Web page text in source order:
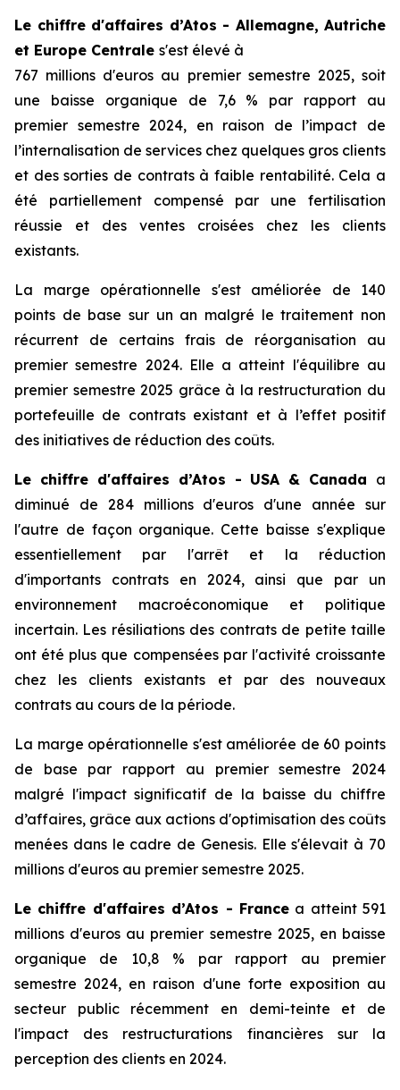
Le chiffre d'affaires d’Atos - Allemagne, Autriche
et Europe Centrale s'est élevé à
767 millions d'euros au premier semestre 2025, soit
une baisse organique de 7,6 % par rapport au
premier semestre 2024, en raison de l’impact de
l’internalisation de services chez quelques gros clients
et des sorties de contrats à faible rentabilité. Cela a
été partiellement compensé par une fertilisation
réussie et des ventes croisées chez les clients
existants.
La marge opérationnelle s'est améliorée de 140
points de base sur un an malgré le traitement non
récurrent de certains frais de réorganisation au
premier semestre 2024. Elle a atteint l'équilibre au
premier semestre 2025 grâce à la restructuration du
portefeuille de contrats existant et à l’effet positif
des initiatives de réduction des coûts.
Le chiffre d'affaires d’Atos - USA & Canada a
diminué de 284 millions d'euros d'une année sur
l'autre de façon organique. Cette baisse s'explique
essentiellement par l'arrêt et la réduction
d'importants contrats en 2024, ainsi que par un
environnement macroéconomique et politique
incertain. Les résiliations des contrats de petite taille
ont été plus que compensées par l'activité croissante
chez les clients existants et par des nouveaux
contrats au cours de la période.
La marge opérationnelle s'est améliorée de 60 points
de base par rapport au premier semestre 2024
malgré l'impact significatif de la baisse du chiffre
d’affaires, grâce aux actions d'optimisation des coûts
menées dans le cadre de Genesis. Elle s'élevait à 70
millions d'euros au premier semestre 2025.
Le chiffre d'affaires d’Atos - Francea atteint 591
millions d'euros au premier semestre 2025, en baisse
organique de 10,8 % par rapport au premier
semestre 2024, en raison d'une forte exposition au
secteur public récemment en demi-teinte et de
l'impact des restructurations financières sur la
perception des clients en 2024.